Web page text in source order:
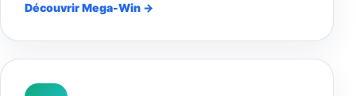
Découvrir Mega-Win →